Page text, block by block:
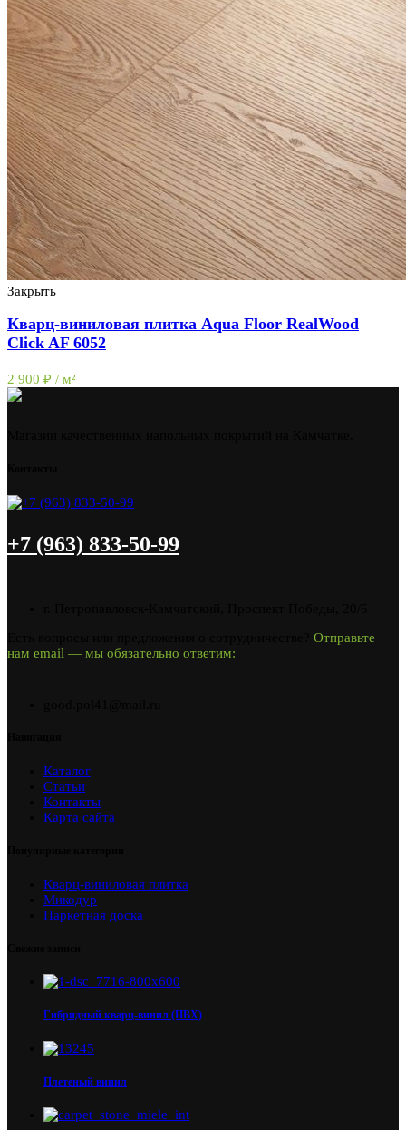
Закрыть
Кварц-виниловая плитка Aqua Floor RealWood
Click AF 6052
2 900 ₽ / м²
+7 (963) 833-50-99
Отправьте
нам email — мы обязательно ответим:
Каталог
Статьи
Контакты
Карта сайта
Кварц-виниловая плитка
Микодур
Паркетная доска
Гибридный кварц-винил (ПВХ)
Плетеный винил